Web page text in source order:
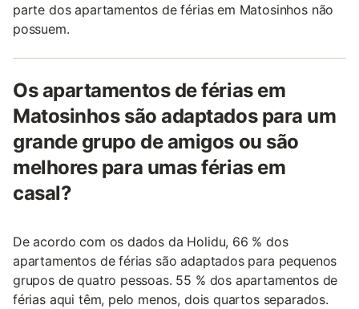
parte dos apartamentos de férias em Matosinhos não
possuem.
Os apartamentos de férias em
Matosinhos são adaptados para um
grande grupo de amigos ou são
melhores para umas férias em
casal?
De acordo com os dados da Holidu, 66 % dos
apartamentos de férias são adaptados para pequenos
grupos de quatro pessoas. 55 % dos apartamentos de
férias aqui têm, pelo menos, dois quartos separados.